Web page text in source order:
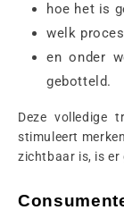
hoe het is
welk
en onder
gebotteld.
Deze volledige
stimuleert
zichtbaar is, is er